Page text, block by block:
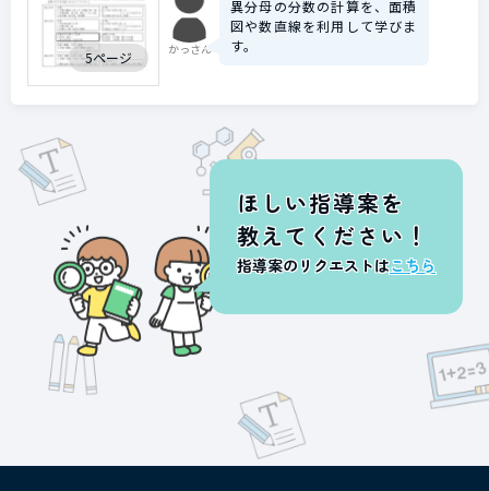
5ページ かっさん
異分母の分数の計算を、面積
図や数直線を利用して学びま
す。
ほしい指導案を
教えてください！
指導案のリクエストはこちら